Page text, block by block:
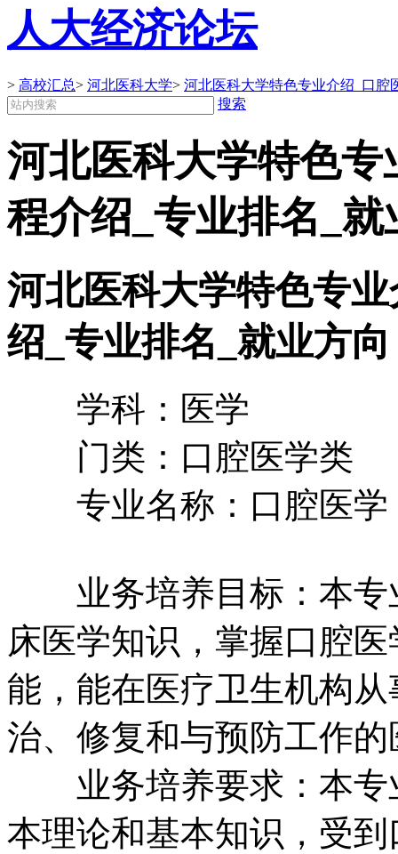
人大经济论坛
> 高校汇总> 河北医科大学> 河北医科大学特色专业介绍_口腔
搜索
河北医科大学特色
程介绍_专业排名_就
河北医科大学特色专
绍_专业排名_就业方向
学科：医学
门类：口腔医学类
专业名称：口腔医学
业务培养目标：本专
床医学知识，掌握口腔
能，能在医疗卫生机构
治、修复和与预防工作
业务培养要求：本专
本理论和基本知识，受